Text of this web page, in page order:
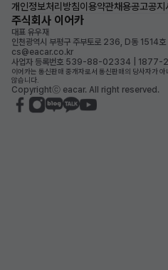
개인정보처리방침이용약관채용공고공지
주식회사 이어카
대표 유우재
인천광역시 부평구 주부토로 236, D동 1514호
cs@eacar.co.kr
사업자 등록번호 539-88-02334 | 1877-
이어카는 통신판매 중개자로서 통신판매의 당사자가
않습니다.
Copyrightⓒ eacar. All right reserved.